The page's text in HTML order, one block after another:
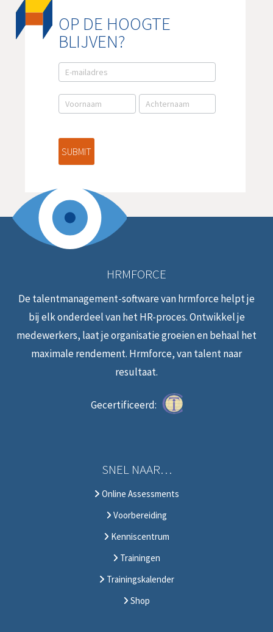
OP DE HOOGTE
BLIJVEN?
E-
mail
aanmelding
NL
SUBMIT
HRMFORCE
De talentmanagement-software van hrmforce helpt je
bij elk onderdeel van het HR-proces. Ontwikkel je
medewerkers, laat je organisatie groeien en behaal het
maximale rendement. Hrmforce, van talent naar
resultaat.
Gecertificeerd:
SNEL NAAR…
Online Assessments
Voorbereiding
Kenniscentrum
Trainingen
Trainingskalender
Shop